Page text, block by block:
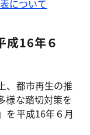
について
成16年６
、都市再生の推
様な踏切対策を
を平成16年６月